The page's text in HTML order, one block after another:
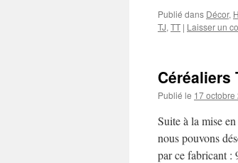
Publié dans Décor,
TJ, TT | Laisser un
Céréaliers
Publié le 17 octobre
Suite à la mise
nous pouvons
par ce fabricant :